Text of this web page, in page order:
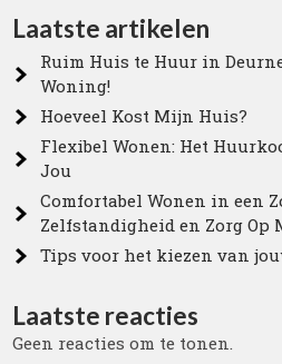
Laatste artikelen
Ruim Huis te Huur in
Woning!
Hoeveel Kost Mijn Huis?
Flexibel Wonen: Het
Jou
Comfortabel Wonen in een
Zelfstandigheid en Zorg Op
Tips voor het kiezen van
Laatste reacties
Geen reacties om te tonen.